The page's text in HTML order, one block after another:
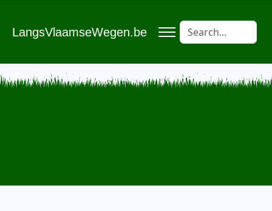
LangsVlaamseWegen.be